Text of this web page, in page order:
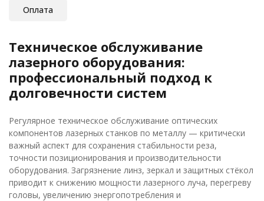
Оплата
Техническое обслуживание
лазерного оборудования:
профессиональный подход к
долговечности систем
Регулярное техническое обслуживание оптических
компонентов лазерных станков по металлу — критически
важный аспект для сохранения стабильности реза,
точности позиционирования и производительности
оборудования. Загрязнение линз, зеркал и защитных стёкол
приводит к снижению мощности лазерного луча, перегреву
головы, увеличению энергопотребления и